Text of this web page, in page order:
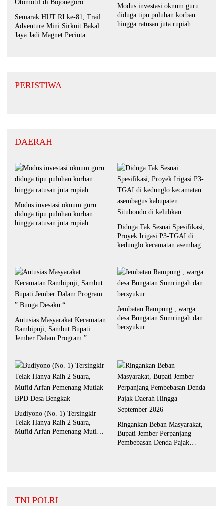
Semarak HUT RI ke-81, Trail
Adventure Mini Sirkuit Bakal
Jaya Jadi Magnet Pecinta
Modus investasi oknum guru
diduga tipu puluhan korban
hingga ratusan juta rupiah
PERISTIWA
DAERAH
Modus investasi oknum guru
diduga tipu puluhan korban
hingga ratusan juta rupiah
Diduga Tak Sesuai Spesifikasi,
Proyek Irigasi P3-TGAI di
kedunglo kecamatan asembagus
Antusias Masyarakat Kecamatan
Rambipuji, Sambut Bupati
Jember Dalam Program ”
Jembatan Rampung , warga
desa Bungatan Sumringah dan
bersyukur.
Budiyono (No. 1) Tersingkir
Telak Hanya Raih 2 Suara,
Mufid Arfan Pemenang Mutlak
Ringankan Beban Masyarakat,
Bupati Jember Perpanjang
Pembebasan Denda Pajak
TNI POLRI